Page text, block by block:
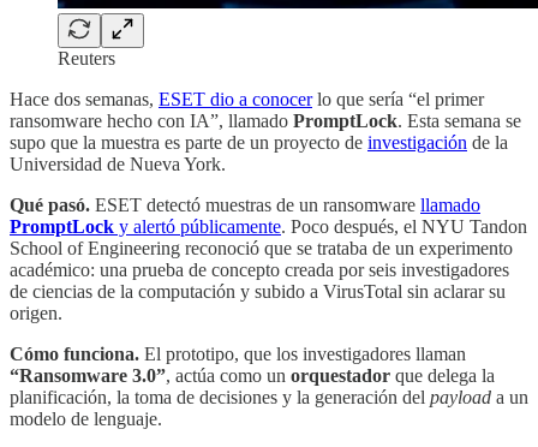
Reuters
Hace dos semanas, ESET dio a conocerlo que sería “el primer
ransomware hecho con IA”, llamado PromptLock. Esta semana se
supo que la muestra es parte de un proyecto de investigación de la
Universidad de Nueva York.
Qué pasó. ESET detectó muestras de un ransomware llamado
PromptLock y alertó públicamente. Poco después, el NYU Tandon
School of Engineering reconoció que se trataba de un experimento
académico: una prueba de concepto creada por seis investigadores
de ciencias de la computación y subido a VirusTotal sin aclarar su
origen.
Cómo funciona. El prototipo, que los investigadores llaman
“Ransomware 3.0”, actúa como un orquestador que delega la
planificación, la toma de decisiones y la generación del payload a un
modelo de lenguaje.